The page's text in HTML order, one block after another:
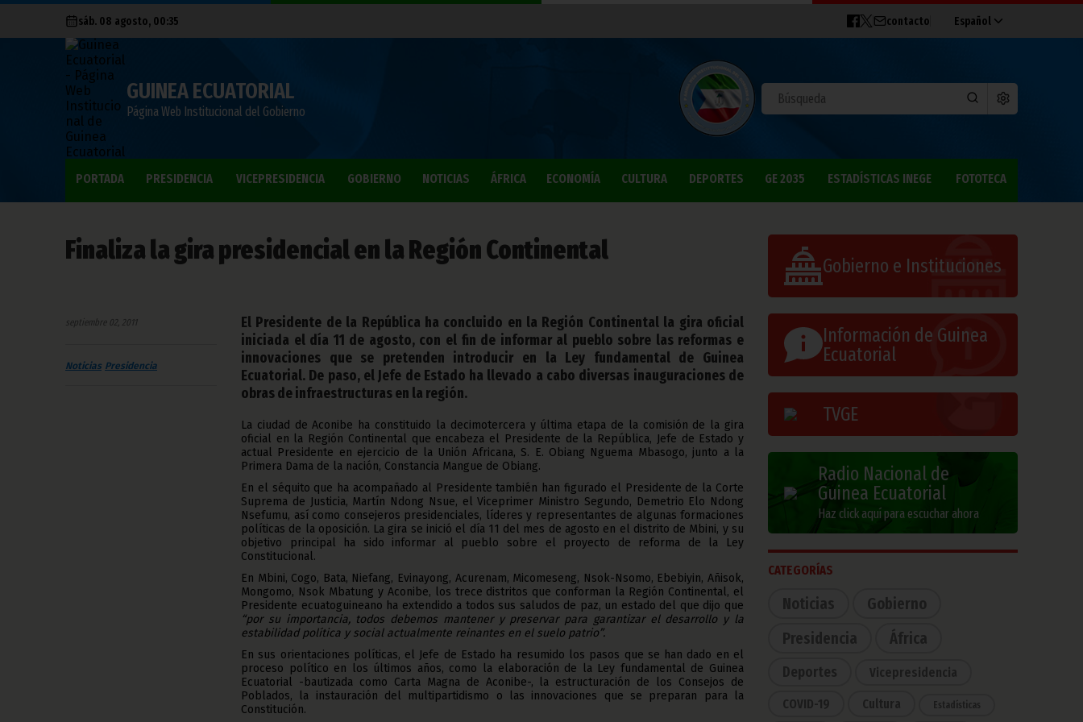
sáb. 08 agosto, 00:35 contacto Español
GUINEA ECUATORIAL
Página Web Institucional del Gobierno
PORTADA PRESIDENCIA VICEPRESIDENCIA GOBIERNO NOTICIAS ÁFRICA ECONOMÍA CULTURA DEPORTES GE 2035 ESTADÍSTICAS INEGE FOTOTECA
Finaliza la gira presidencial en la Región Continental
septiembre 02, 2011
Noticias Presidencia
El Presidente de la República ha concluido en la Región Continental la gira oficial
iniciada el día 11 de agosto, con el fin de informar al pueblo sobre las reformas e
innovaciones que se pretenden introducir en la Ley fundamental de Guinea
Ecuatorial. De paso, el Jefe de Estado ha llevado a cabo diversas inauguraciones de
obras de infraestructuras en la región.
La ciudad de Aconibe ha constituido la decimotercera y última etapa de la comisión de la gira
oficial en la Región Continental que encabeza el Presidente de la República, Jefe de Estado y
actual Presidente en ejercicio de la Unión Africana, S. E. Obiang Nguema Mbasogo, junto a la
Primera Dama de la nación, Constancia Mangue de Obiang.
En el séquito que ha acompañado al Presidente también han figurado el Presidente de la Corte
Suprema de Justicia, Martín Ndong Nsue, el Viceprimer Ministro Segundo, Demetrio Elo Ndong
Nsefumu, así como consejeros presidenciales, líderes y representantes de algunas formaciones
políticas de la oposición. La gira se inició el día 11 del mes de agosto en el distrito de Mbini, y su
objetivo principal ha sido informar al pueblo sobre el proyecto de reforma de la Ley
Constitucional.
En Mbini, Cogo, Bata, Niefang, Evinayong, Acurenam, Micomeseng, Nsok-Nsomo, Ebebiyin, Añisok,
Mongomo, Nsok Mbatung y Aconibe, los trece distritos que conforman la Región Continental, el
Presidente ecuatoguineano ha extendido a todos sus saludos de paz, un estado del que dijo que
“por su importancia, todos debemos mantener y preservar para garantizar el desarrollo y la
estabilidad política y social actualmente reinantes en el suelo patrio”.
En sus orientaciones políticas, el Jefe de Estado ha resumido los pasos que se han dado en el
proceso político en los últimos años, como la elaboración de la Ley fundamental de Guinea
Ecuatorial -bautizada como Carta Magna de Aconibe-, la estructuración de los Consejos de
Poblados, la instauración del multipartidismo o las innovaciones que se preparan para la
Constitución.
Gobierno e Instituciones
Información de Guinea
Ecuatorial
TVGE
Radio Nacional de
Guinea Ecuatorial
Haz click aquí para escuchar ahora
CATEGORÍAS
Noticias
Gobierno
Presidencia
África
Deportes Vicepresidencia
COVID-19 Cultura Estadísticas